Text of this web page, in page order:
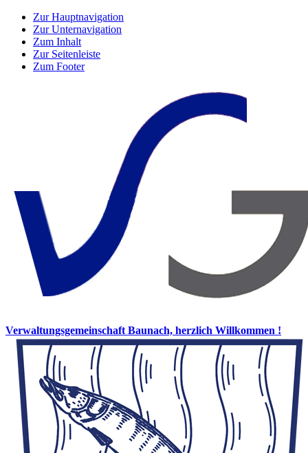
Zur Hauptnavigation
Zur Unternavigation
Zum Inhalt
Zur Seitenleiste
Zum Footer
Verwaltungsgemeinschaft Baunach, herzlich Willkommen !